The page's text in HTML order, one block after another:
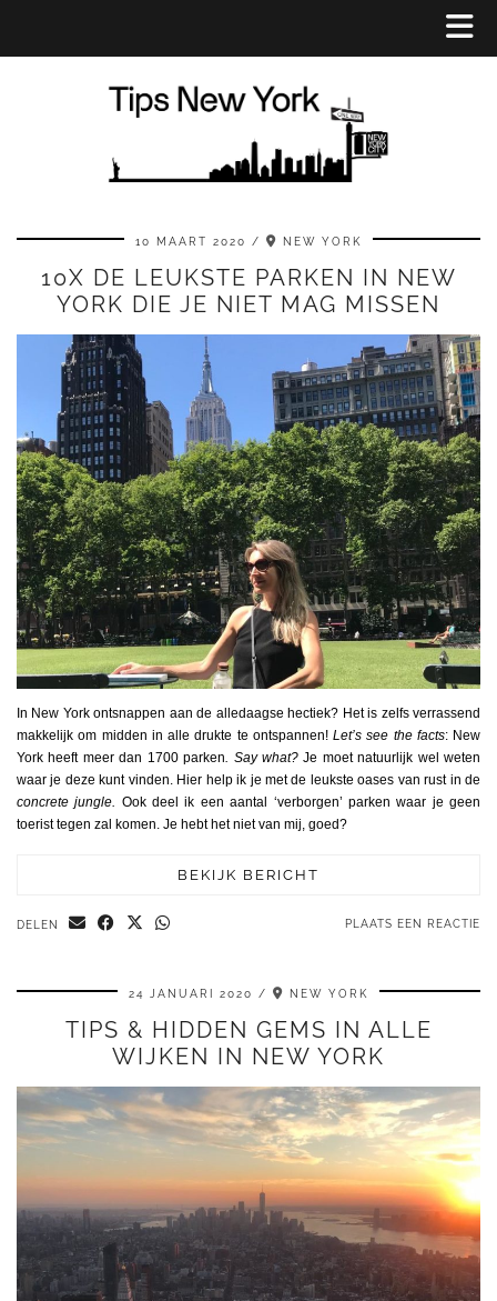
10 MAART 2020 NEW YORK
10X DE LEUKSTE PARKEN IN NEW
YORK DIE JE NIET MAG MISSEN
In New York ontsnappen aan de alledaagse hectiek? Het is zelfs verrassend
makkelijk om midden in alle drukte te ontspannen! Let’s see the facts: New
York heeft meer dan 1700 parken. Say what?Je moet natuurlijk wel weten
waar je deze kunt vinden. Hier help ik je met de leukste oases van rust in de
concrete jungle. Ook deel ik een aantal ‘verborgen’ parken waar je geen
toerist tegen zal komen. Je hebt het niet van mij, goed?
BEKIJK BERICHT
DELEN PLAATS EEN REACTIE
24 JANUARI 2020 NEW YORK
TIPS & HIDDEN GEMS IN ALLE
WIJKEN IN NEW YORK